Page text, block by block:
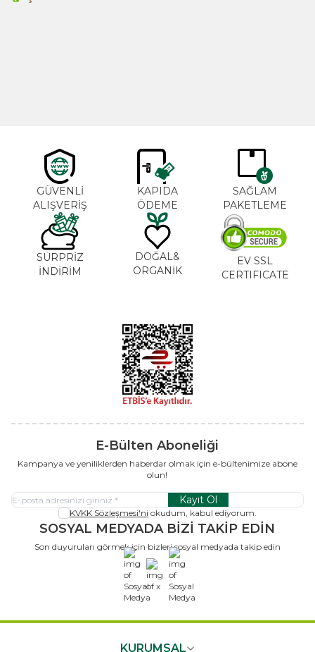
GÜVENLİ
ALIŞVERİŞ
KAPIDA
ÖDEME
SAĞLAM
PAKETLEME
SÜRPRİZ
İNDİRİM
DOĞAL&
ORGANİK
EV SSL
CERTIFICATE
E-Bülten Aboneliği
Kampanya ve yeniliklerden haberdar olmak için e-bültenimize abone
olun!
Kayıt Ol
KVKK Sözleşmesi'ni okudum, kabul ediyorum.
SOSYAL MEDYADA BİZİ TAKİP EDİN
Son duyuruları görmek için bizleri sosyal medyada takip edin
x
KURUMSAL